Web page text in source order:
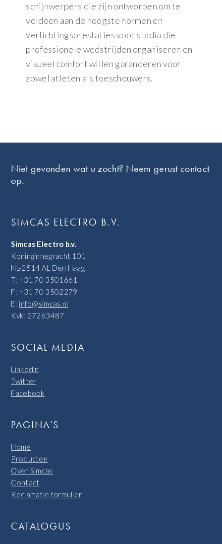
schijnwerpers die zijn ontworpen om te
voldoen aan de hoogste normen en
verlichtingsprestaties voor stadia die
professionele wedstrijden organiseren en
visueel comfort willen garanderen voor
zowel atleten als toeschouwers.
Niet gevonden wat u zocht? Neem gerust contact
op.
SIMCAS ELECTRO B.V.
Simcas Electro b.v.
Koninginnegracht 101
NL-2514 AL Den Haag
T: +31 70 3501661
F: +31 70 3502279
E: info@simcas.nl
Kvk: 27263487
SOCIAL MEDIA
Linkedin
Twitter
Facebook
PAGINA’S
Home
Producten
Over Simcas
Contact
Reclamatie formulier
CATALOGUS